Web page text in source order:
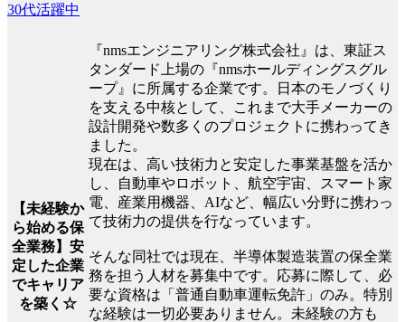
30代活躍中
【未経験か
ら始める保
全業務】安
定した企業
でキャリア
を築く☆
『nmsエンジニアリング株式会社』は、東証ス
タンダード上場の『nmsホールディングスグル
ープ』に所属する企業です。日本のモノづくり
を支える中核として、これまで大手メーカーの
設計開発や数多くのプロジェクトに携わってき
ました。
現在は、高い技術力と安定した事業基盤を活か
し、自動車やロボット、航空宇宙、スマート家
電、産業用機器、AIなど、幅広い分野に携わっ
て技術力の提供を行なっています。
そんな同社では現在、半導体製造装置の保全業
務を担う人材を募集中です。応募に際して、必
要な資格は「普通自動車運転免許」のみ。特別
な経験は一切必要ありません。未経験の方も